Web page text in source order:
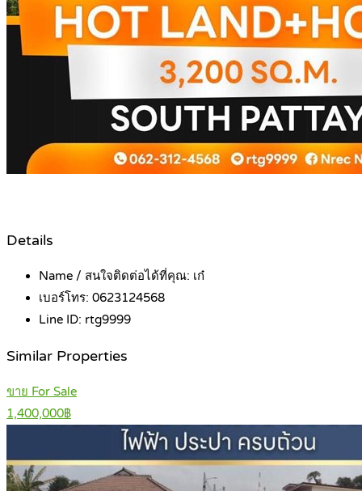
Details
Name / สนใจติดต่อได้ที่คุณ: เก๋
เบอร์โทร: 0623124568
Line ID: rtg9999
Similar Properties
ขาย For Sale
1,400,000฿